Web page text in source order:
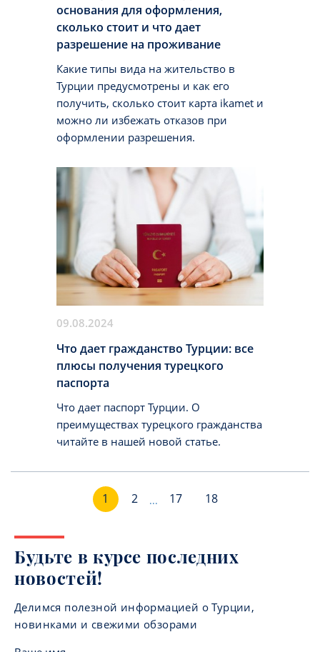
основания для оформления,
сколько стоит и что дает
разрешение на проживание
Какие типы вида на жительство в
Турции предусмотрены и как его
получить, сколько стоит карта ikamet и
можно ли избежать отказов при
оформлении разрешения.
09.08.2024
Что дает гражданство Турции: все
плюсы получения турецкого
паспорта
Что дает паспорт Турции. О
преимуществах турецкого гражданства
читайте в нашей новой статье.
1 2 ... 17 18
Будьте в курсе последних
новостей!
Делимся полезной информацией о Турции,
новинками и свежими обзорами